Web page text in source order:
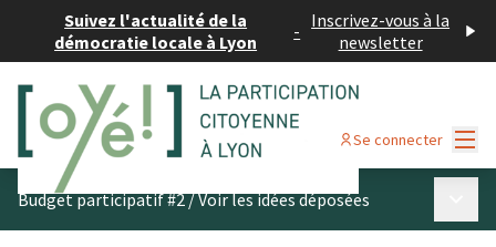
Suivez l'actualité de la
démocratie locale à Lyon
- Inscrivez-vous à la
newsletter
Se connecter
Budget participatif #2/Voir les idées déposées